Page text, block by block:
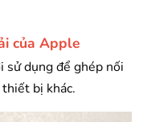
của Apple
sử dụng để ghép nối
bị khác.